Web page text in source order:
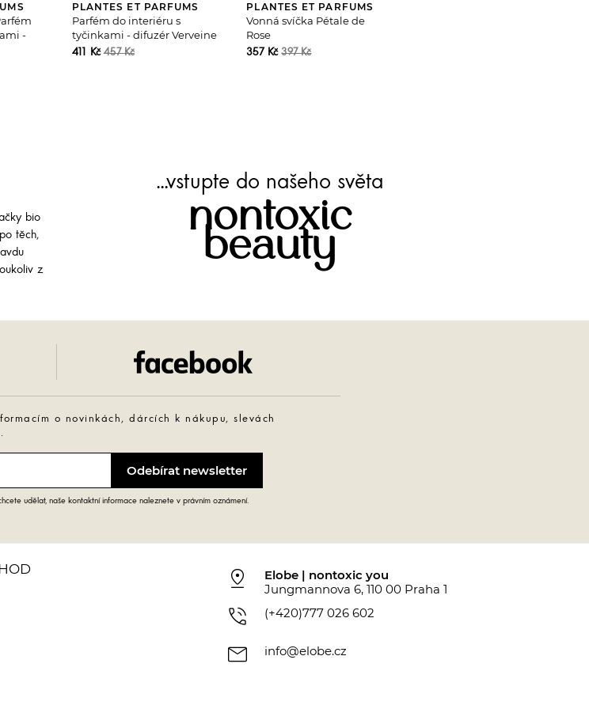
-
PLANTES ET PARFUMS
Parfém do interiéru s
tyčinkami - difuzér Verveine
Fraiche
411 Kč457 Kč
PLANTES ET PARFUMS
Vonná svíčka Pétale de
Rose
357 Kč397 Kč
bio
těch,
z
...vstupte do našeho světa
nontoxic
beauty
o novinkách, dárcích k nákupu, slevách
udělat, naše kontaktní informace naleznete v právním oznámení.
pin_drop
Elobe | nontoxic you
Jungmannova 6, 110 00 Praha 1
phone_in_talk (+420)777 026 602
mail info@elobe.cz